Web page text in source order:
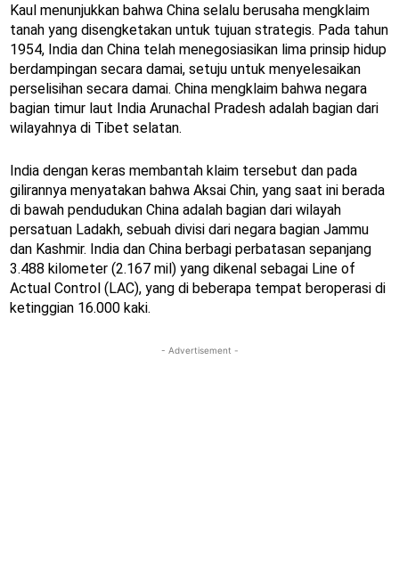
Kaul menunjukkan bahwa China selalu berusaha mengklaim
tanah yang disengketakan untuk tujuan strategis. Pada tahun
1954, India dan China telah menegosiasikan lima prinsip hidup
berdampingan secara damai, setuju untuk menyelesaikan
perselisihan secara damai. China mengklaim bahwa negara
bagian timur laut India Arunachal Pradesh adalah bagian dari
wilayahnya di Tibet selatan.
India dengan keras membantah klaim tersebut dan pada
gilirannya menyatakan bahwa Aksai Chin, yang saat ini berada
di bawah pendudukan China adalah bagian dari wilayah
persatuan Ladakh, sebuah divisi dari negara bagian Jammu
dan Kashmir. India dan China berbagi perbatasan sepanjang
3.488 kilometer (2.167 mil) yang dikenal sebagai Line of
Actual Control (LAC), yang di beberapa tempat beroperasi di
ketinggian 16.000 kaki.
- Advertisement -